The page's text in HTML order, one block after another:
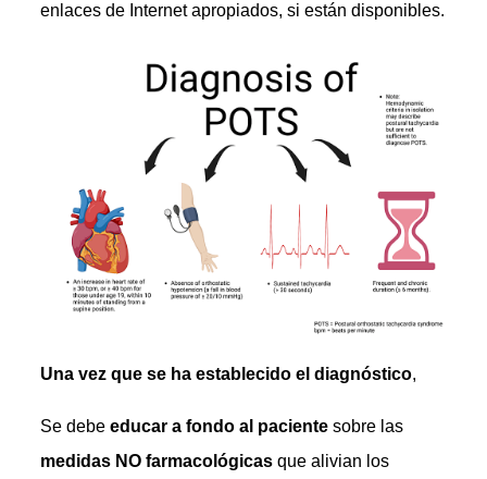
enlaces de Internet apropiados, si están disponibles.
Una vez que se ha establecido el diagnóstico,
Se debe educar a fondo al paciente sobre las
medidas NO farmacológicas que alivian los